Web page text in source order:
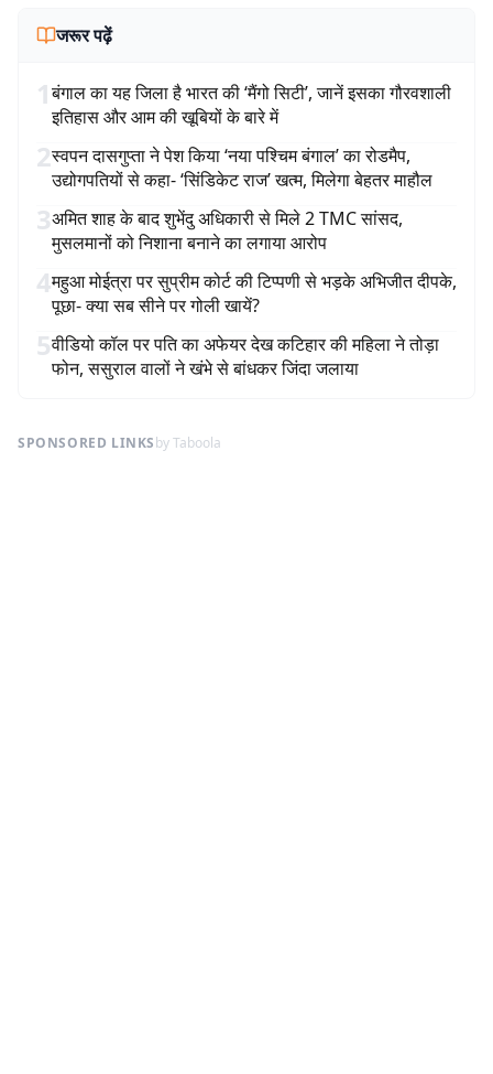
जरूर पढ़ें
1बंगाल का यह जिला है भारत की ‘मैंगो सिटी’, जानें इसका गौरवशाली
इतिहास और आम की खूबियों के बारे में
2स्वपन दासगुप्ता ने पेश किया ‘नया पश्चिम बंगाल’ का रोडमैप,
उद्योगपतियों से कहा- ‘सिंडिकेट राज’ खत्म, मिलेगा बेहतर माहौल
3अमित शाह के बाद शुभेंदु अधिकारी से मिले 2 TMC सांसद,
मुसलमानों को निशाना बनाने का लगाया आरोप
4महुआ मोईत्रा पर सुप्रीम कोर्ट की टिप्पणी से भड़के अभिजीत दीपके,
पूछा- क्या सब सीने पर गोली खायें?
5वीडियो कॉल पर पति का अफेयर देख कटिहार की महिला ने तोड़ा
फोन, ससुराल वालों ने खंभे से बांधकर जिंदा जलाया
SPONSORED LINKSby Taboola